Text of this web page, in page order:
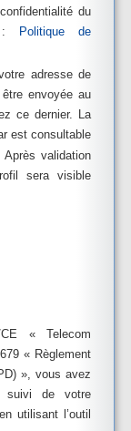
du
:
Politique de
adresse de
envoyée au
ce dernier. La
est consultable
Après validation
sera visible
« Telecom
« Règlement
», vous avez
suivi de votre
utilisant l’outil